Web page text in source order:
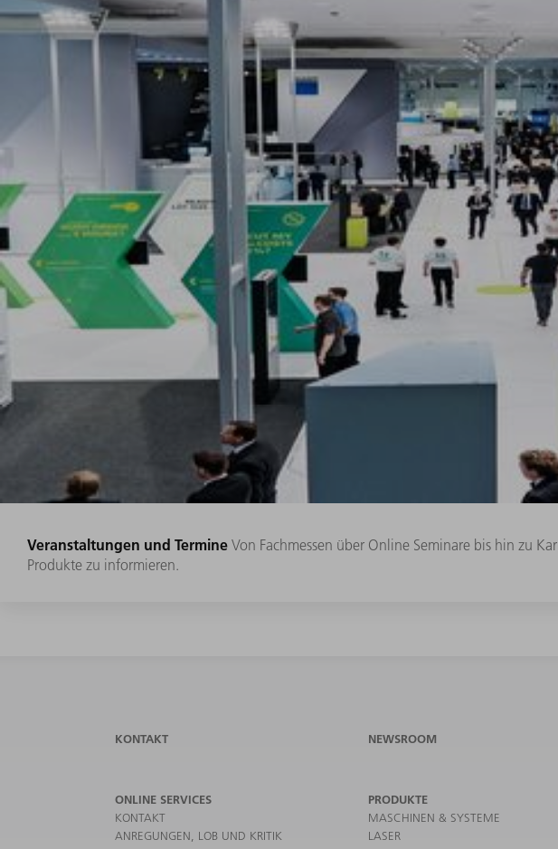
Veranstaltungen und Termine Von Fachmessen über Online Seminare bis hin zu
Produkte zu informieren.
KONTAKT NEWSROOM
ONLINE SERVICES
KONTAKT
ANREGUNGEN, LOB UND KRITIK
PRODUKTE
MASCHINEN & SYSTEME
LASER